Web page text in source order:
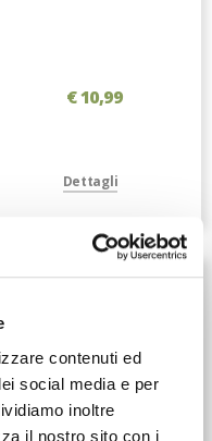
contenuti ed
social media e per
inoltre
il nostro sito con i
€ 10,99
Dettagli